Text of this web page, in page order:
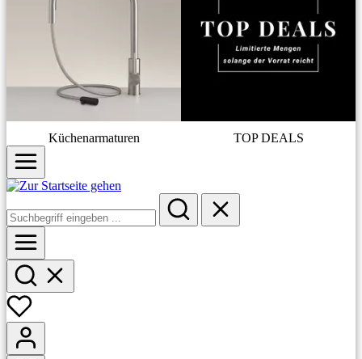
Küchenarmaturen TOP DEALS